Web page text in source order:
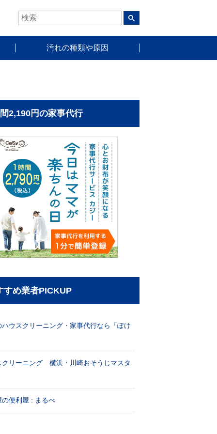
汚れの種類や原因
2,190円の家事代行
すめ業者PICKUP
ハウスクリーニング・家事代行なら「ぽけ
クリーニング 横浜・川崎おそうじマスタ
の便利屋 : まるべ